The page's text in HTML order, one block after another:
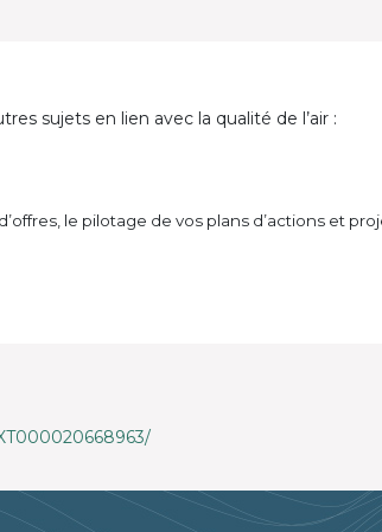
sujets en lien avec la qualité de l’air :
le pilotage de vos plans d’actions et